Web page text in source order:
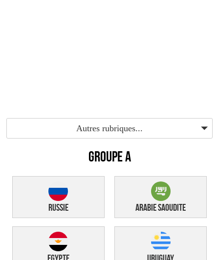
Autres rubriques...
GROUPE A
Russie Arabie Saoudite